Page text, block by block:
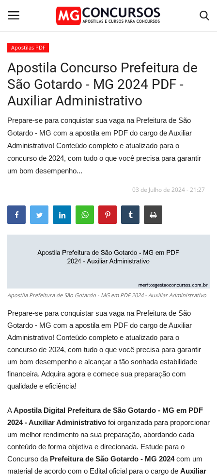
Home
Apostilas PDF
Apostila Impressa
Cursos Online
Combo Apostilas
Apostilas PDF
Apostila Concurso Prefeitura de
São Gotardo - MG 2024 PDF -
Auxiliar Administrativo
Prepare-se para conquistar sua vaga na Prefeitura de São
Gotardo - MG com a apostila em PDF do cargo de Auxiliar
Administrativo! Conteúdo completo e atualizado para o
concurso de 2024, com tudo o que você precisa para garantir
um bom desempenho...
03 de Julho de 2024 - 21:27
Apostila Prefeitura de São Gotardo - MG em PDF 2024 - Auxiliar Administrativo
Prepare-se para conquistar sua vaga na Prefeitura de São
Gotardo - MG com a apostila em PDF do cargo de Auxiliar
Administrativo! Conteúdo completo e atualizado para o
concurso de 2024, com tudo o que você precisa para garantir
um bom desempenho e alcançar a tão sonhada estabilidade
financeira. Adquira agora e comece sua preparação com
qualidade e eficiência!
AApostila Digital Prefeitura de São Gotardo - MG em PDF
2024 - Auxiliar Administrativo foi organizada para proporcionar
um melhor rendimento na sua preparação, abordando cada
conteúdo de forma objetiva e direcionada. Estude para o
Concurso da Prefeitura de São Gotardo - MG 2024com um
material de acordo com o Edital oficial para o cargo de Auxiliar